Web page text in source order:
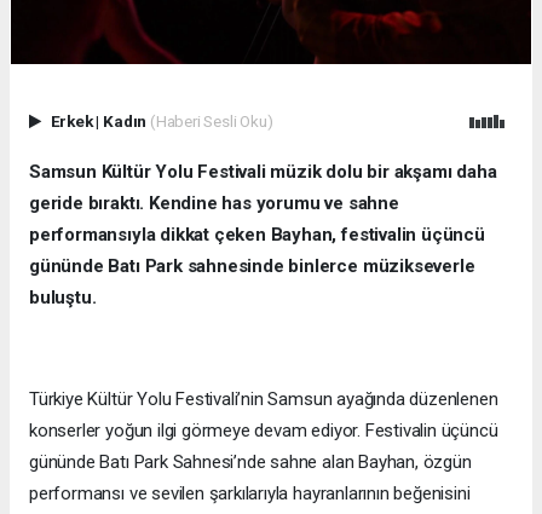
Erkek| Kadın (Haberi Sesli Oku)
Samsun Kültür Yolu Festivali müzik dolu bir akşamı daha
geride bıraktı. Kendine has yorumu ve sahne
performansıyla dikkat çeken Bayhan, festivalin üçüncü
gününde Batı Park sahnesinde binlerce müzikseverle
buluştu.
Türkiye Kültür Yolu Festivali’nin Samsun ayağında düzenlenen
konserler yoğun ilgi görmeye devam ediyor. Festivalin üçüncü
gününde Batı Park Sahnesi’nde sahne alan Bayhan, özgün
performansı ve sevilen şarkılarıyla hayranlarının beğenisini